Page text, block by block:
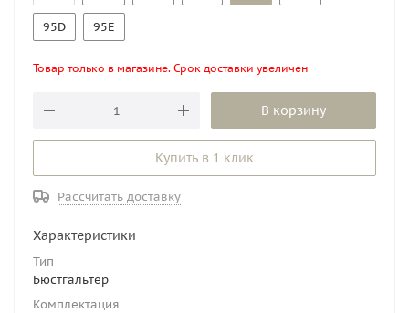
95D 95E
Товар только в магазине. Срок доставки увеличен
В корзину
Купить в 1 клик
Рассчитать доставку
Характеристики
Тип
Бюстгальтер
Комплектация